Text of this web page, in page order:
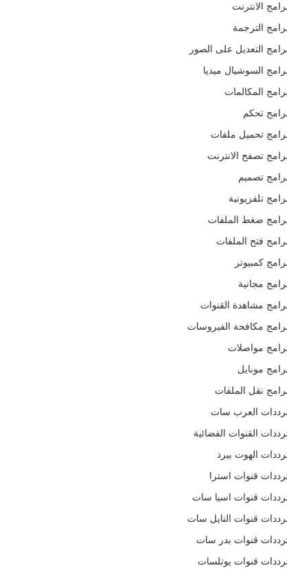
الانترنت
الترجمة
التعديل على الصور
السوشيال ميديا
المكالمات
تحكم
تحميل ملفات
تصفح الانترنت
تصميم
تلفزيونية
ضغط الملفات
فتح الملفات
كمبيوتر
مجانية
مشاهدة القنوات
مكافحة الفيروسات
مواصلات
موبايل
نقل الملفات
العرب سات
القنوات الفضائية
الهوت بيرد
قنوات استرا
قنوات اسيا سات
قنوات النايل سات
قنوات بدر سات
قنوات يوتلسات